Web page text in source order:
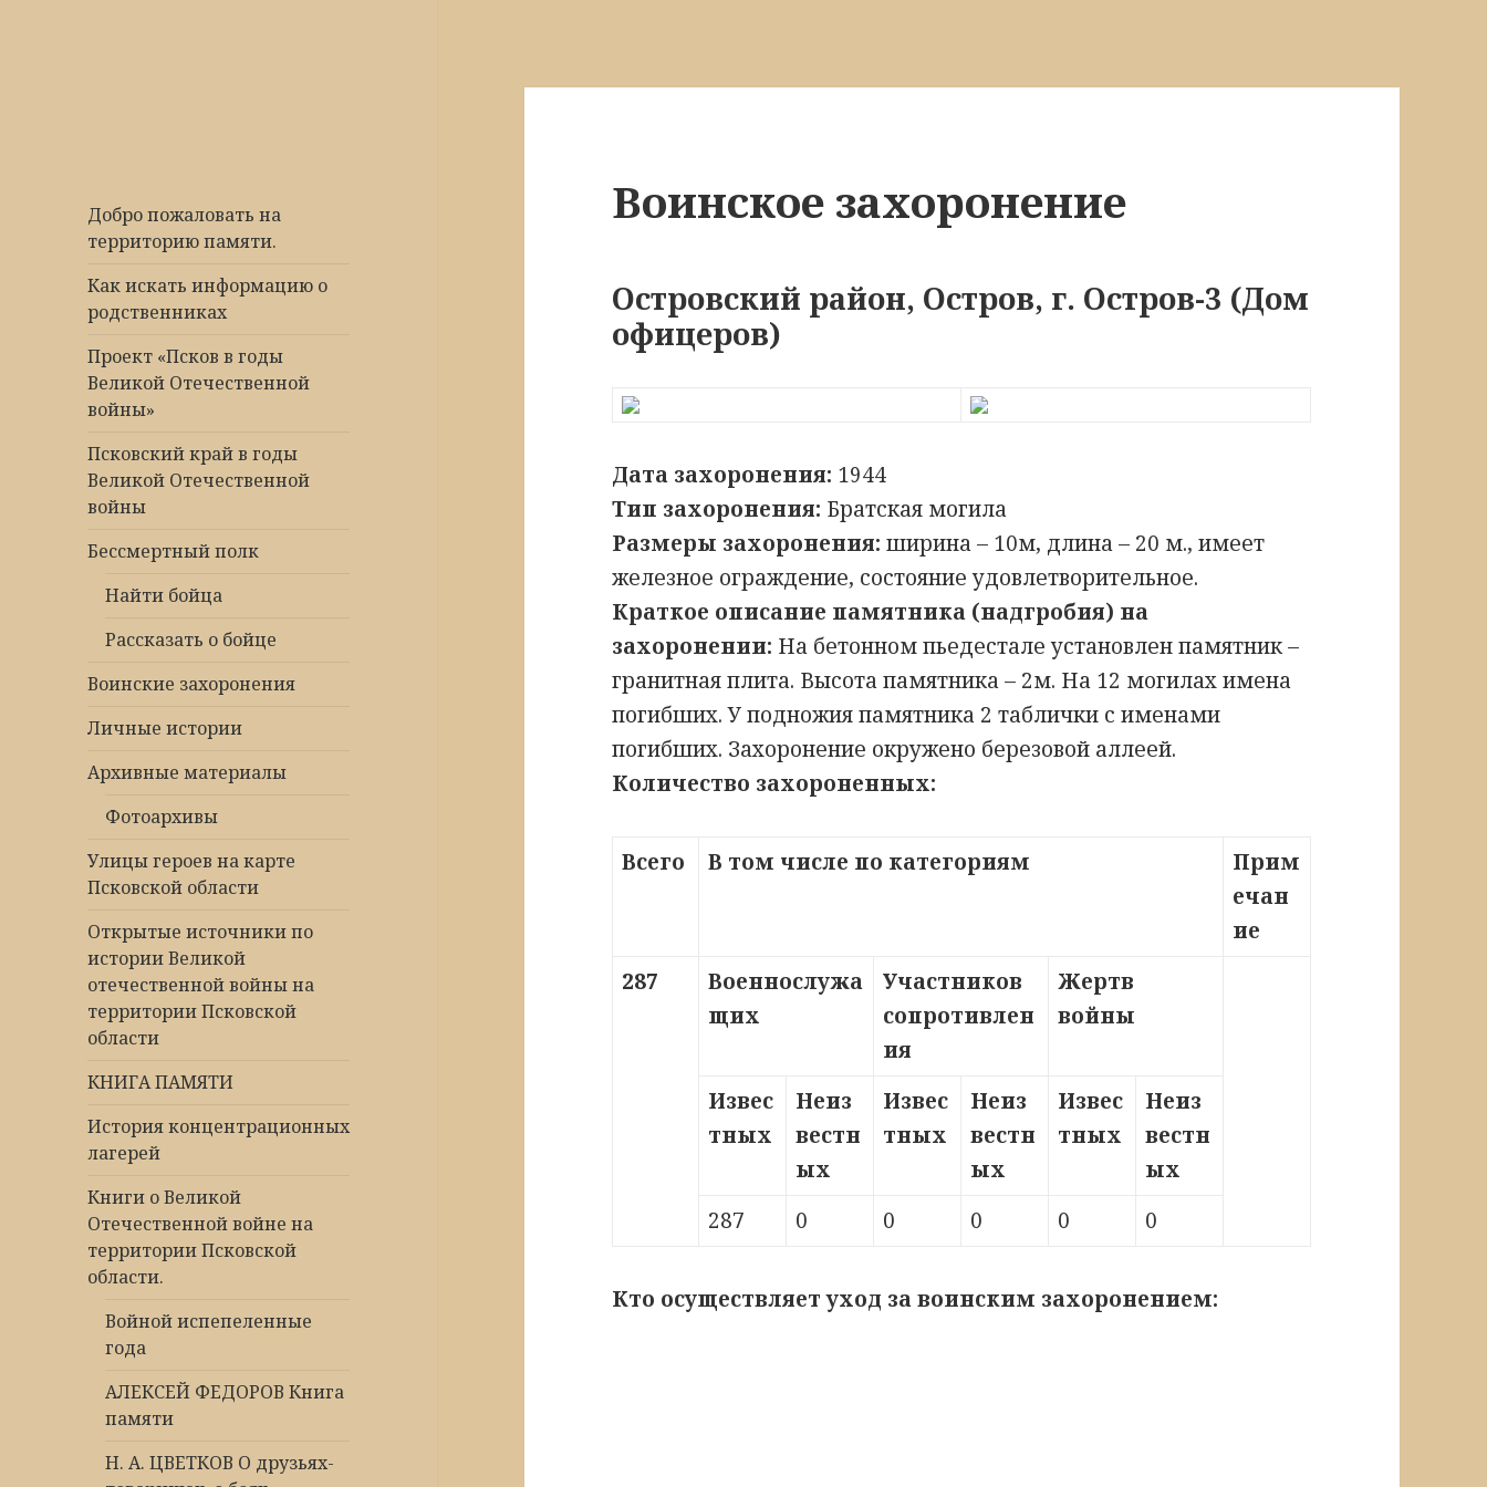
Добро пожаловать на
территорию памяти.
Как искать информацию о
родственниках
Проект «Псков в годы
Великой Отечественной
войны»
Псковский край в годы
Великой Отечественной
войны
Бессмертный полк
Найти бойца
Рассказать о бойце
Воинские захоронения
Личные истории
Архивные материалы
Фотоархивы
Улицы героев на карте
Псковской области
Открытые источники по
истории Великой
отечественной войны на
территории Псковской
области
КНИГА ПАМЯТИ
История концентрационных
лагерей
Книги о Великой
Отечественной войне на
территории Псковской
области.
Войной испепеленные
года
АЛЕКСЕЙ ФЕДОРОВ Книга
памяти
Н. А. ЦВЕТКОВ О друзьях-
Воинское захоронение
Островский район, Остров, г. Остров-3 (Дом
офицеров)
Дата захоронения: 1944
Тип захоронения: Братская могила
Размеры захоронения: ширина – 10м, длина – 20 м., имеет
железное ограждение, состояние удовлетворительное.
Краткое описание памятника (надгробия) на
захоронении: На бетонном пьедестале установлен памятник –
гранитная плита. Высота памятника – 2м. На 12 могилах имена
погибших. У подножия памятника 2 таблички с именами
погибших. Захоронение окружено березовой аллеей.
Количество захороненных:
Всего В том числе по категориям
Прим
ечан
ие
287
Военнослужа
щих
Участников
сопротивлен
ия
Жертв
войны
Извес
тных
Неиз
вестн
ых
Извес
тных
Неиз
вестн
ых
Извес
тных
Неиз
вестн
ых
287
0 0 0 0 0
Кто осуществляет уход за воинским захоронением: